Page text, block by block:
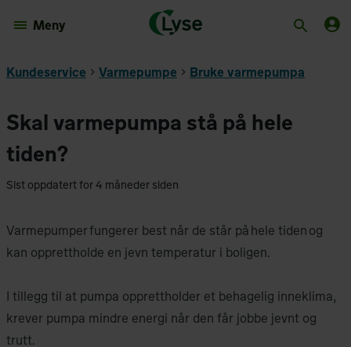
Meny
Kundeservice Varmepumpe Bruke varmepumpa
Skal varmepumpa stå på hele
tiden?
Sist oppdatert for 4 måneder siden
Varmepumper fungerer best når de står på hele tiden og
kan opprettholde en jevn temperatur i boligen.
I tillegg til at pumpa opprettholder et behagelig inneklima,
krever pumpa mindre energi når den får jobbe jevnt og
trutt.